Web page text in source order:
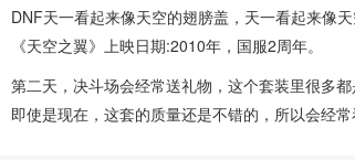
DNF天一看起来像天空的翅膀盖，天一看起来像
《天空之翼》上映日期:2010年，国服2周年。
第二天，决斗场会经常送礼物，这个套装里很多
即使是现在，这套的质量还是不错的，所以会经常